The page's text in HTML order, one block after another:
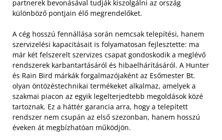
partnerek bevonásával tudják kiszolgálni az ország
különböző pontjain élő megrendelőket.
A cég hosszú fennállása során nemcsak telepítési, hanem
szervizelési kapacitásait is folyamatosan fejlesztette: ma
már két felszerelt szervizes csapat gondoskodik a meglévő
rendszerek karbantartásáról és hibaelhárításáról. A Hunter
és Rain Bird márkák forgalmazójaként az Esőmester Bt.
olyan öntözéstechnikai termékeket alkalmaz, amelyek a
szakmai piacon az egyik legelterjedtebb megoldások közé
tartoznak. Ez a háttér garancia arra, hogy a telepített
rendszer nem csupán az első szezonban, hanem hosszú
éveken át megbízhatóan működjön.